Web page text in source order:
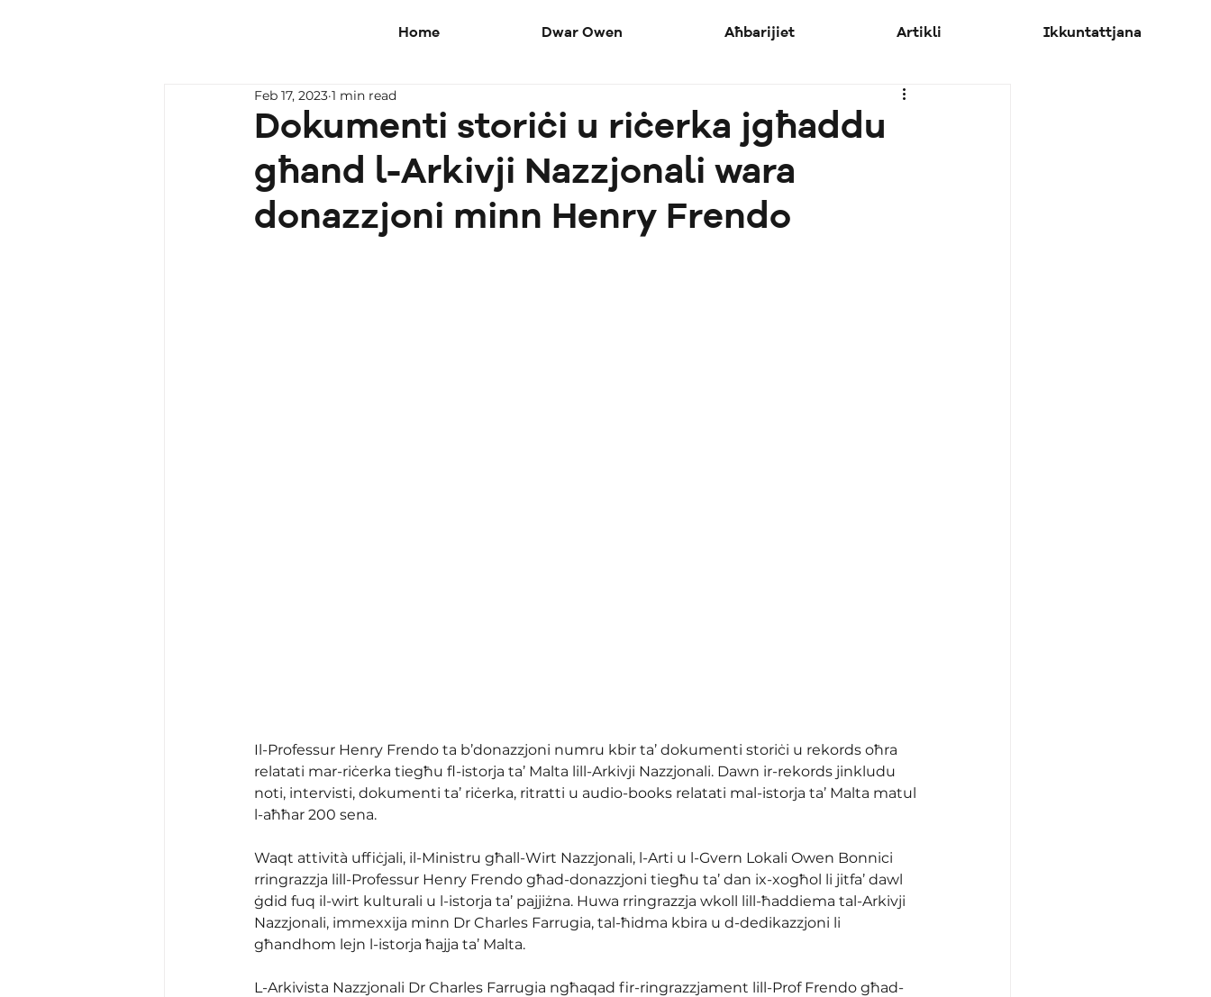
Home Dwar Owen Aħbarijiet Artikli Ikkuntattjana
Dokumenti storiċi u riċerka jgħaddu
għand l-Arkivji Nazzjonali wara
donazzjoni minn Henry Frendo
Feb 17, 2023 1 min read
Il-Professur Henry Frendo ta b’donazzjoni numru kbir ta’ dokumenti storiċi u rekords oħra
relatati mar-riċerka tiegħu fl-istorja ta’ Malta lill-Arkivji Nazzjonali. Dawn ir-rekords jinkludu
noti, intervisti, dokumenti ta’ riċerka, ritratti u audio-books relatati mal-istorja ta’ Malta matul
l-aħħar 200 sena.
Waqt attività uffiċjali, il-Ministru għall-Wirt Nazzjonali, l-Arti u l-Gvern Lokali Owen Bonnici
rringrazzja lill-Professur Henry Frendo għad-donazzjoni tiegħu ta’ dan ix-xogħol li jitfa’ dawl
ġdid fuq il-wirt kulturali u l-istorja ta’ pajjiżna. Huwa rringrazzja wkoll lill-ħaddiema tal-Arkivji
Nazzjonali, immexxija minn Dr Charles Farrugia, tal-ħidma kbira u d-dedikazzjoni li
għandhom lejn l-istorja ħajja ta’ Malta.
L-Arkivista Nazzjonali Dr Charles Farrugia ngħaqad fir-ringrazzjament lill-Prof Frendo għad-